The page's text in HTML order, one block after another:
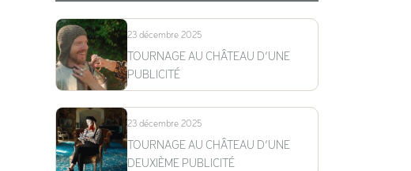
23 décembre 2025
TOURNAGE AU CHÂTEAU D’UNE
PUBLICITÉ
23 décembre 2025
TOURNAGE AU CHÂTEAU D’UNE
DEUXIÈME PUBLICITÉ